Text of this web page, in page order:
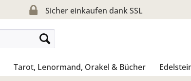
Sicher einkaufen dank SSL
Tarot, Lenormand, Orakel & Bücher